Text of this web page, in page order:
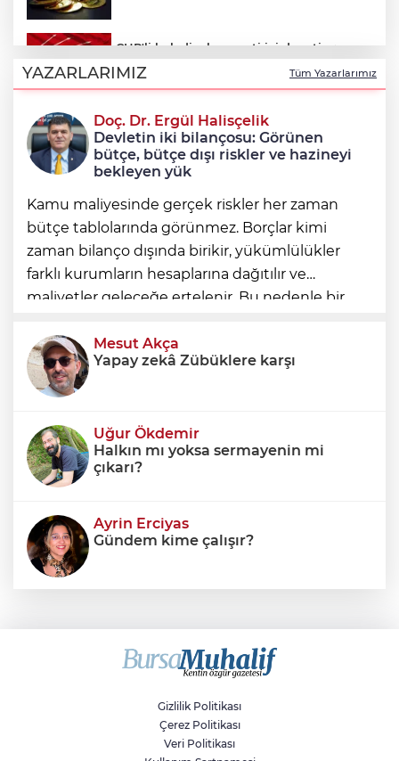
CHP'li belediyelere parti içi denetim:
Hakkında soruşturma olmayanlar da
incelenecek
Erkan Aydın Osmangazi’nin nabzını
sahada tuttu
YAZARLARIMIZ Tüm Yazarlarımız
Doç. Dr. Ergül Halisçelik
Devletin iki bilançosu: Görünen
bütçe, bütçe dışı riskler ve hazineyi
bekleyen yük
Kamu maliyesinde gerçek riskler her zaman
bütçe tablolarında görünmez. Borçlar kimi
zaman bilanço dışında birikir, yükümlülükler
farklı kurumların hesaplarına dağıtılır ve
maliyetler geleceğe ertelenir. Bu nedenle bir
yalnızca bütçe açığına veya resmi borç stok
Mesut Akça
Yapay zekâ Zübüklere karşı
Uğur Ökdemir
Halkın mı yoksa sermayenin mi
çıkarı?
Ayrin Erciyas
Gündem kime çalışır?
Savaşların gölgesinde engellilik,
doğa ve kaybedilen gelecek
Gizlilik Politikası
Çerez Politikası
Veri Politikası